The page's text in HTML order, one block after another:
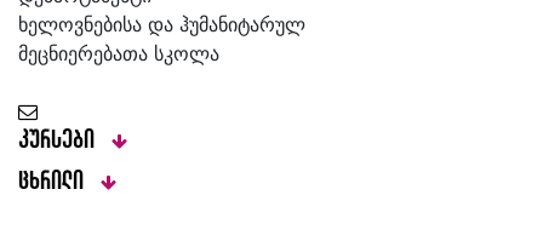
ხელოვნებისა და ჰუმანიტარულ
მეცნიერებათა სკოლა
კურსები
ცხრილი